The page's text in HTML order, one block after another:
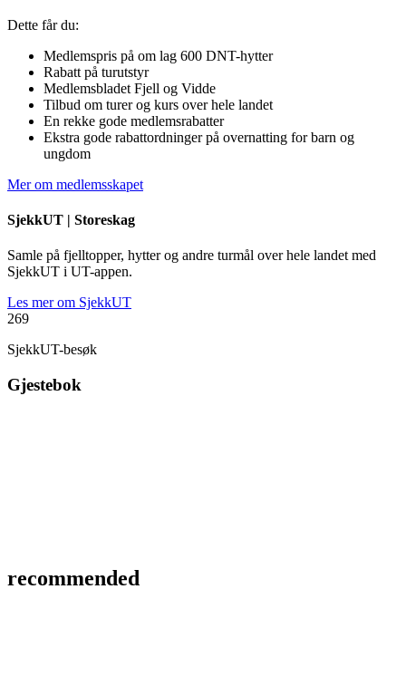
Dette får du:
Medlemspris på om lag 600 DNT-hytter
Rabatt på turutstyr
Medlemsbladet Fjell og Vidde
Tilbud om turer og kurs over hele landet
En rekke gode medlemsrabatter
Ekstra gode rabattordninger på overnatting for barn og
ungdom
Mer om medlemsskapet
SjekkUT | Storeskag
Samle på fjelltopper, hytter og andre turmål over hele landet med
SjekkUT i UT-appen.
Les mer om SjekkUT
269
SjekkUT-besøk
Gjestebok
recommended